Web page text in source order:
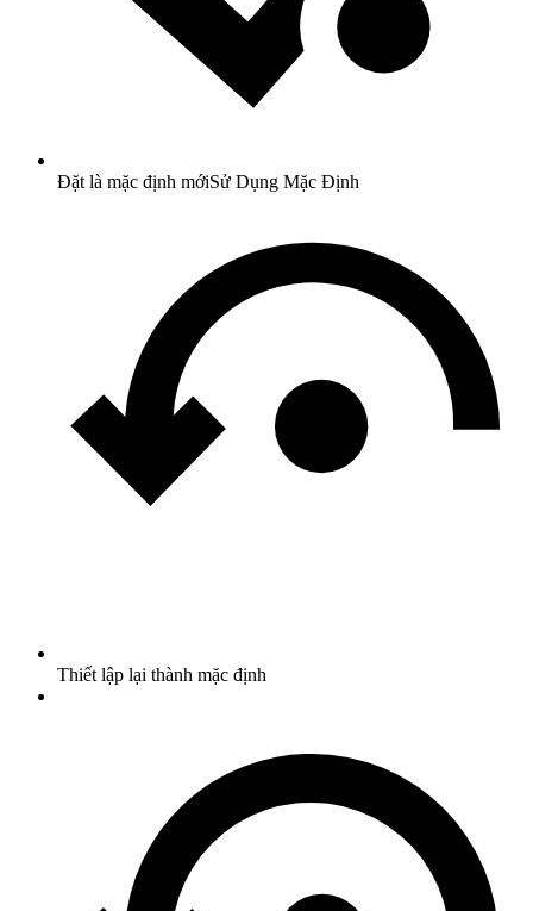
Đặt là mặc định mớiSử Dụng Mặc Định
Thiết lập lại thành mặc định